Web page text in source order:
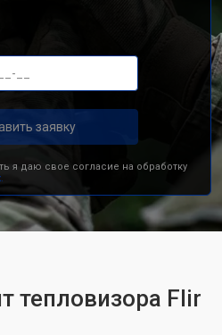
заявку
я даю свое согласие на обработку
тепловизора Flir